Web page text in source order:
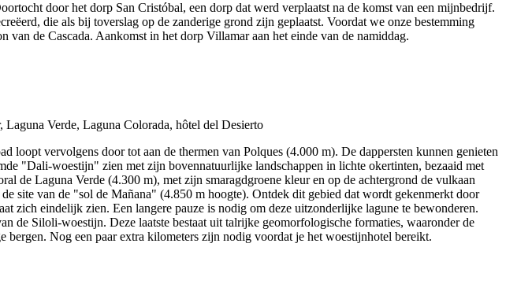
door het dorp San Cristóbal, een dorp dat werd verplaatst na de komst van een mijnbedrijf.
die als bij toverslag op de zanderige grond zijn geplaatst. Voordat we onze bestemming
de Cascada. Aankomst in het dorp Villamar aan het einde van de namiddag.
vervolgens door tot aan de thermen van Polques (4.000 m). De dappersten kunnen genieten
"Dali-woestijn" zien met zijn bovennatuurlijke landschappen in lichte okertinten, bezaaid met
de Laguna Verde (4.300 m), met zijn smaragdgroene kleur en op de achtergrond de vulkaan
site van de "sol de Mañana" (4.850 m hoogte). Ontdek dit gebied dat wordt gekenmerkt door
zich eindelijk zien. Een langere pauze is nodig om deze uitzonderlijke lagune te bewonderen.
Siloli-woestijn. Deze laatste bestaat uit talrijke geomorfologische formaties, waaronder de
Nog een paar extra kilometers zijn nodig voordat je het woestijnhotel bereikt.